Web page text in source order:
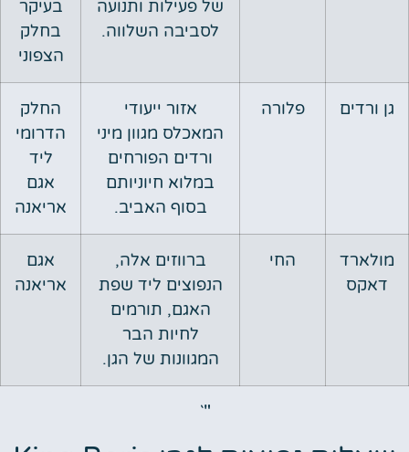
של פעילות ותנועה
לסביבה השלווה.
בעיקר
בחלק
הצפוני
גן ורדים פלורה
אזור ייעודי
המאכלס מגוון מיני
ורדים הפורחים
במלוא חיוניותם
בסוף האביב.
החלק
הדרומי
ליד
אגם
אריאנה
מולארד
דאקס
החי
ברווזים אלה,
הנפוצים ליד שפת
האגם, תורמים
לחיות הבר
המגוונות של הגן.
אגם
אריאנה
"`